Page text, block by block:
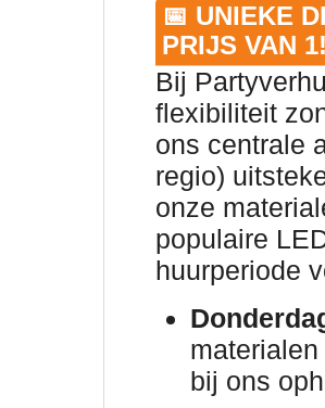
📅 UNIEKE
PRIJS VAN
Bij
flexibiliteit
ons centrale
regio)
onze
populaire
huurperiode
bij ons